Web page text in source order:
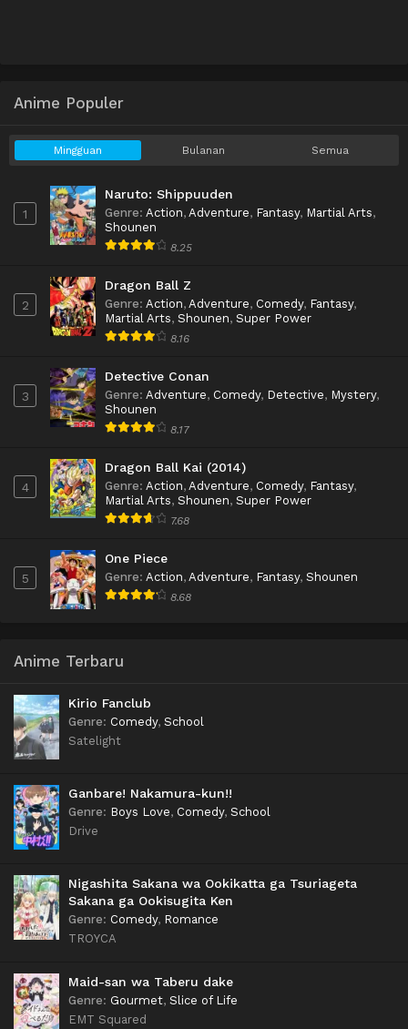
Anime Populer
Mingguan Bulanan Semua
1
Naruto: Shippuuden
Genre: Action, Adventure, Fantasy, Martial Arts,
Shounen
8.25
2
Dragon Ball Z
Genre: Action, Adventure, Comedy, Fantasy,
Martial Arts, Shounen, Super Power
8.16
3
Detective Conan
Genre: Adventure, Comedy, Detective, Mystery,
Shounen
8.17
4
Dragon Ball Kai (2014)
Genre: Action, Adventure, Comedy, Fantasy,
Martial Arts, Shounen, Super Power
7.68
5
One Piece
Genre: Action, Adventure, Fantasy, Shounen
8.68
Anime Terbaru
Kirio Fanclub
Genre: Comedy, School
Satelight
Ganbare! Nakamura-kun!!
Genre: Boys Love, Comedy, School
Drive
Nigashita Sakana wa Ookikatta ga Tsuriageta
Sakana ga Ookisugita Ken
Genre: Comedy, Romance
TROYCA
Maid-san wa Taberu dake
Genre: Gourmet, Slice of Life
EMT Squared